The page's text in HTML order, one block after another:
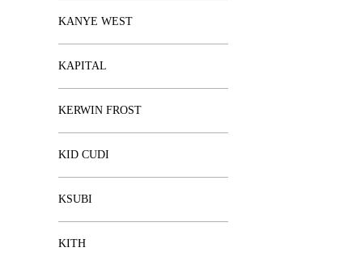
KANYE WEST
KAPITAL
KERWIN FROST
KID CUDI
KSUBI
KITH